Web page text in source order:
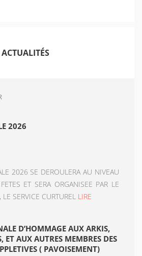
2026
2026 SE DEROULERA AU NIVEAU
ET SERA ORGANISEE PAR LE
SERVICE CURTUREL LIRE
D’HOMMAGE AUX ARKIS,
AUX AUTRES MEMBRES DES
( PAVOISEMENT)